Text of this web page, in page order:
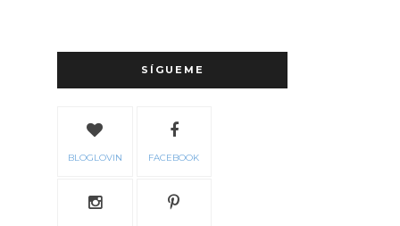
SÍGUEME
BLOGLOVIN FACEBOOK